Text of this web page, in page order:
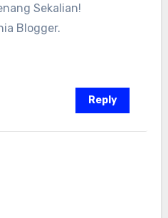
Sekalian!
Blogger.
Reply